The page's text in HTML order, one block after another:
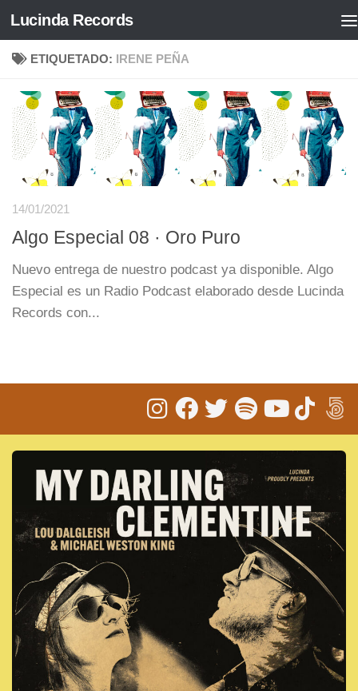
Saltar al contenido
Lucinda Records
ETIQUETADO: IRENE PEÑA
14/01/2021
Algo Especial 08 · Oro Puro
Nuevo entrega de nuestro podcast ya disponible. Algo
Especial es un Radio Podcast elaborado desde Lucinda
Records con...